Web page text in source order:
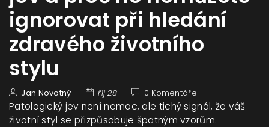
ignorovat při hledání
zdravého životního
stylu
Jan Novotný říj 28 0 Komentáře
Patologický jev není nemoc, ale tichý signál, že váš
životní styl se přizpůsobuje špatným vzorům.